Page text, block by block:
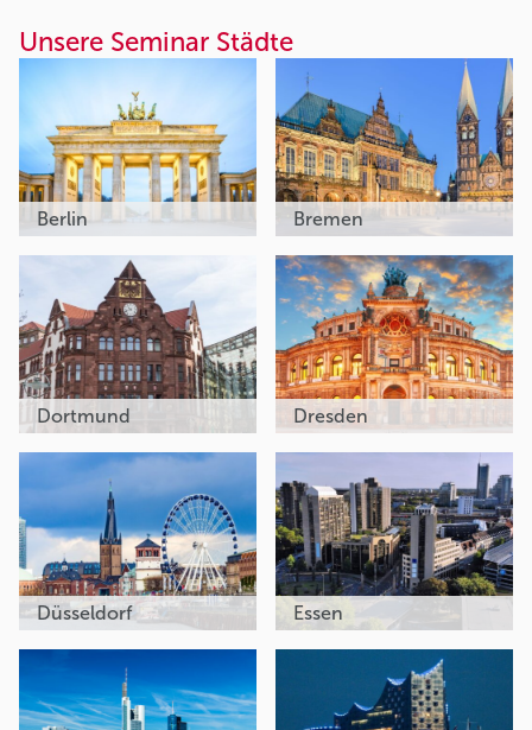
Unsere Seminar Städte
Berlin Bremen
Dortmund Dresden
Düsseldorf Essen